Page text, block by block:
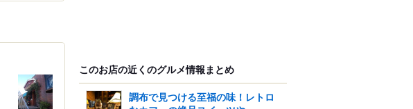
このお店の近くのグルメ情報まとめ
調布で見つける至福の味！レトロ